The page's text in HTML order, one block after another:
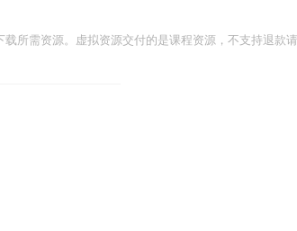
所需资源。虚拟资源交付的是课程资源，不支持退款请